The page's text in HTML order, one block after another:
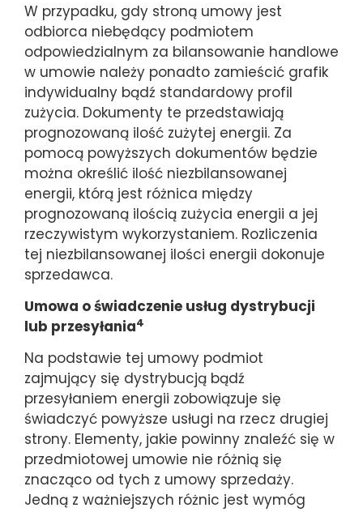
W przypadku, gdy stroną umowy jest
odbiorca niebędący podmiotem
odpowiedzialnym za bilansowanie handlowe
w umowie należy ponadto zamieścić grafik
indywidualny bądź standardowy profil
zużycia. Dokumenty te przedstawiają
prognozowaną ilość zużytej energii. Za
pomocą powyższych dokumentów będzie
można określić ilość niezbilansowanej
energii, którą jest różnica między
prognozowaną ilością zużycia energii a jej
rzeczywistym wykorzystaniem. Rozliczenia
tej niezbilansowanej ilości energii dokonuje
sprzedawca.
Umowa o świadczenie usług dystrybucji
lub przesyłania4
Na podstawie tej umowy podmiot
zajmujący się dystrybucją bądź
przesyłaniem energii zobowiązuje się
świadczyć powyższe usługi na rzecz drugiej
strony. Elementy, jakie powinny znaleźć się w
przedmiotowej umowie nie różnią się
znacząco od tych z umowy sprzedaży.
Jedną z ważniejszych różnic jest wymóg